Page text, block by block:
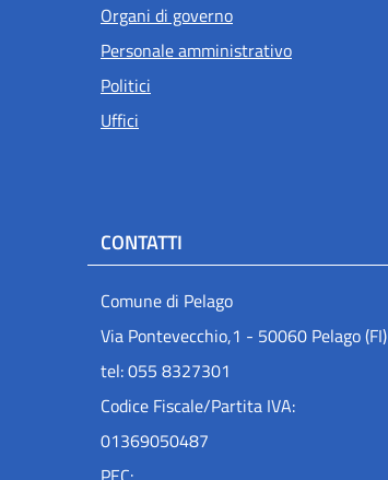
Organi di governo
Personale amministrativo
Politici
Uffici
CONTATTI
Comune di Pelago
Via Pontevecchio,1 - 50060 Pelago (FI)
tel: 055 8327301
Codice Fiscale/Partita IVA:
01369050487